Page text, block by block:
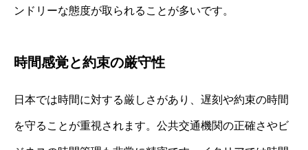
ンドリーな態度が取られることが多いです。
時間感覚と約束の厳守性
日本では時間に対する厳しさがあり、遅刻や約束の時間
を守ることが重視されます。公共交通機関の正確さやビ